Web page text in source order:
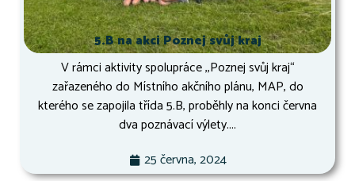
5.B na akci Poznej svůj kraj
V rámci aktivity spolupráce ,,Poznej svůj kraj“
zařazeného do Místního akčního plánu, MAP, do
kterého se zapojila třída 5.B, proběhly na konci června
dva poznávací výlety....
25 června, 2024